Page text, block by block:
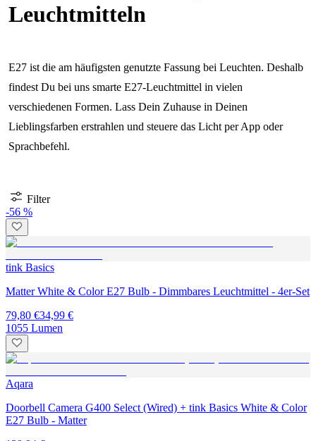
Leuchtmitteln
E27 ist die am häufigsten genutzte Fassung bei Leuchten. Deshalb
findest Du bei uns smarte E27-Leuchtmittel in vielen
verschiedenen Formen. Lass Dein Zuhause in Deinen
Lieblingsfarben erstrahlen und steuere das Licht per App oder
Sprachbefehl.
Filter
-56 %
tink Basics
Matter White & Color E27 Bulb - Dimmbares Leuchtmittel - 4er-Set
79,80 €34,99 €
1055 Lumen
Aqara
Doorbell Camera G400 Select (Wired) + tink Basics White & Color
E27 Bulb - Matter